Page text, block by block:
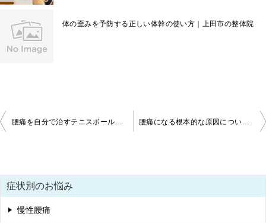
体の歪みを予防する正しい体幹の使い方｜上田市の整体院
投
ビ
ゲ
ー
腰痛を自分で治すテニスボールマッサージ！ 骨盤やお尻の痛みに 上田市 整体 腰痛 腰痛になる根本的な原因について 上田市 腰痛 整体
症状別のお悩み
慢性腰痛